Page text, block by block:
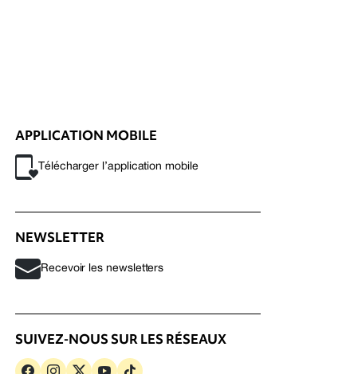
APPLICATION MOBILE
Télécharger l’application mobile
NEWSLETTER
Recevoir les newsletters
SUIVEZ-NOUS SUR LES RÉSEAUX